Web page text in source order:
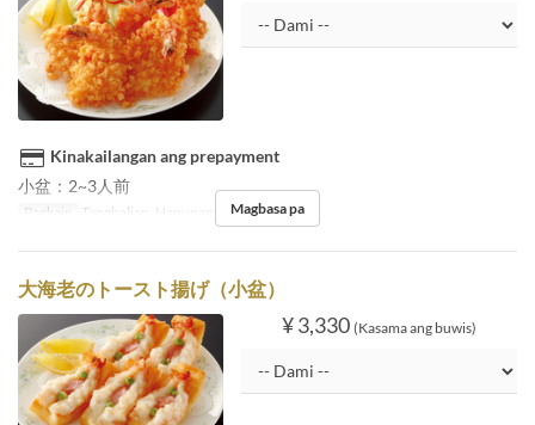
Kinakailangan ang prepayment
小盆：2~3人前
Pagkain Tanghalian, Hapunan Magbasa pa
大海老のトースト揚げ（小盆）
¥ 3,330 (Kasama ang buwis)